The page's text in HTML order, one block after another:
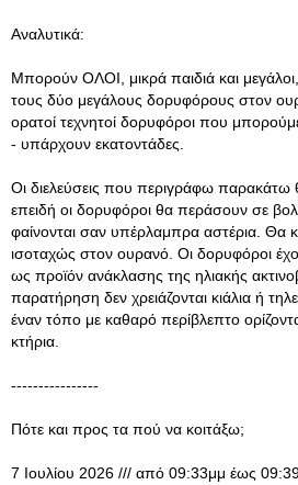
Αναλυτικά:
Μπορούν ΟΛΟΙ, μικρά παιδιά και
τους δύο μεγάλους δορυφόρους στον
ορατοί τεχνητοί δορυφόροι που
- υπάρχουν εκατοντάδες.
Οι διελεύσεις που περιγράφω παρακάτω
επειδή οι δορυφόροι θα περάσουν σε
φαίνονται σαν υπέρλαμπρα αστέρια. Θα
ισοταχώς στον ουρανό. Οι δορυφόροι
ως προϊόν ανάκλασης της ηλιακής
παρατήρηση δεν χρειάζονται κιάλια ή
έναν τόπο με καθαρό περίβλεπτο
κτήρια.
----------------
Πότε και προς τα πού να κοιτάξω;
7 Ιουλίου 2026 /// από 09:33μμ έως